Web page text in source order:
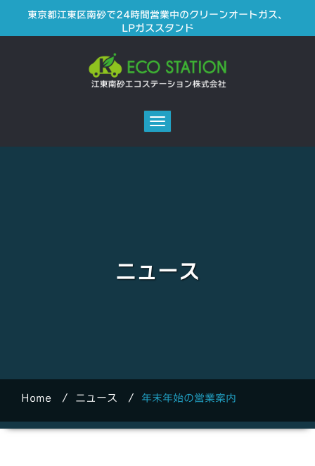
東京都江東区南砂で24時間営業中のクリーンオートガス、
LPガススタンド
Toggle
ニュース
Home / ニュース / 年末年始の営業案内